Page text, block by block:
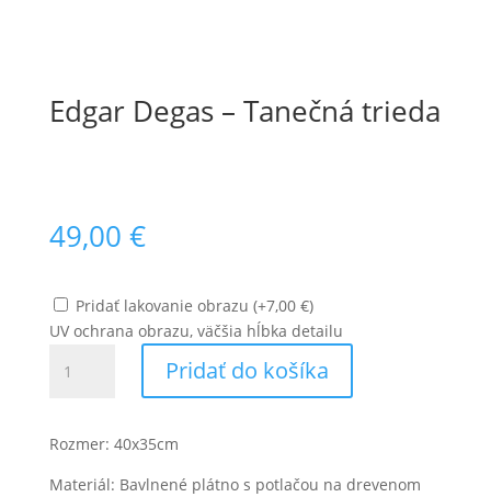
Edgar Degas – Tanečná trieda
49,00 €
Pridať lakovanie obrazu (+7,00 €)
UV ochrana obrazu, väčšia hĺbka detailu
Edgar
Tanečná
trieda
Pridať do košíka
Rozmer: 40x35cm
Materiál: Bavlnené plátno s potlačou na drevenom